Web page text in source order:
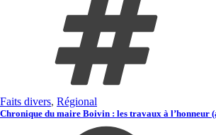
Faits divers, Régional
Chronique du maire Boivin : les travaux à l’honneur